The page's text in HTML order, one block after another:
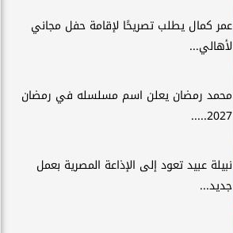
عمر كمال يطلب تصريحًا لإقامة حفل مجاني
لأهالي...
محمد رمضان يعلن اسم مسلسله في رمضان
2027.....
نبيلة عبيد تعود إلى الإذاعة المصرية بعمل
جديد...